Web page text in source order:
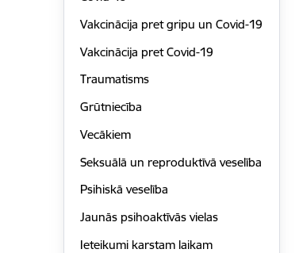
Vakcinācija pret gripu un Covid-19
Vakcinācija pret Covid-19
Traumatisms
Grūtniecība
Vecākiem
Seksuālā un reproduktīvā veselība
Psihiskā veselība
Jaunās psihoaktīvās vielas
Ieteikumi karstam laikam